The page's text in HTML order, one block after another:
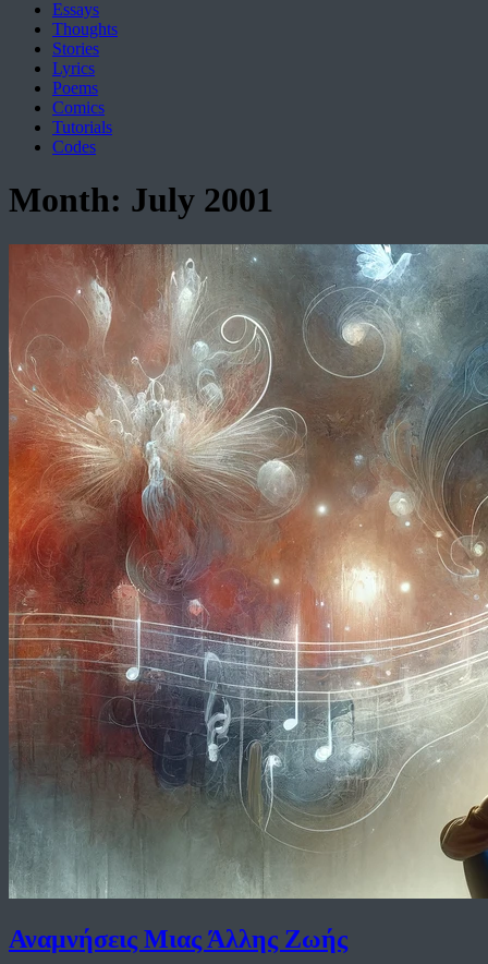
Essays
Thoughts
Stories
Lyrics
Poems
Comics
Tutorials
Codes
Month: July 2001
Αναμνήσεις Μιας Άλλης Ζωής